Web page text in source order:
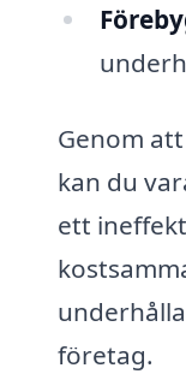
Genom
kan du
ett
företag.